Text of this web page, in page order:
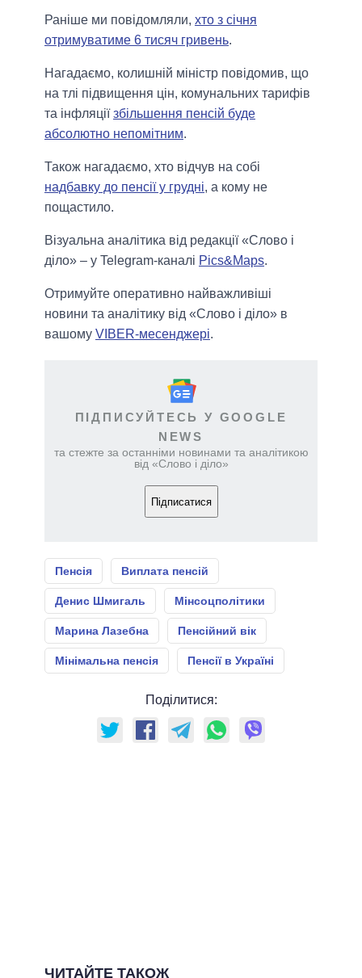
Раніше ми повідомляли, хто з січня
отримуватиме 6 тисяч гривень.
Нагадаємо, колишній міністр повідомив, що
на тлі підвищення цін, комунальних тарифів
та інфляціїзбільшення пенсій буде
абсолютно непомітним.
Також нагадаємо, хто відчув на собі
надбавку до пенсії у грудні, а кому не
пощастило.
Візуальна аналітика від редакції «Слово і
діло» – у Telegram-каналі Pics&Maps.
Отримуйте оперативно найважливіші
новини та аналітику від «Слово і діло» в
вашому VIBER-месенджері.
ПІДПИСУЙТЕСЬ У GOOGLE
NEWS
та стежте за останніми новинами та аналітикою
від «Слово і діло»
Підписатися
Пенсія Виплата пенсій
Денис Шмигаль Мінсоцполітики
Марина Лазебна Пенсійний вік
Мінімальна пенсія Пенсії в Україні
Поділитися:
ЧИТАЙТЕ ТАКОЖ